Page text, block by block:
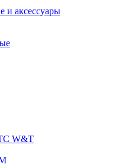
и аксессуары
W&T